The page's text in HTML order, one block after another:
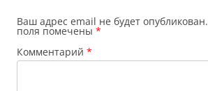
Ваш адрес email не будет опубликован.
поля помечены *
Комментарий *